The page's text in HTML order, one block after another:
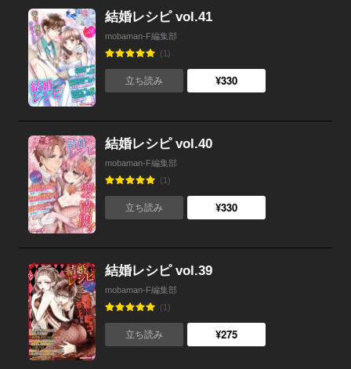
結婚レシピ vol.41
mobaman-F編集部
(1)
立ち読み ¥330
結婚レシピ vol.40
mobaman-F編集部
(1)
立ち読み ¥330
結婚レシピ vol.39
mobaman-F編集部
(1)
立ち読み ¥275